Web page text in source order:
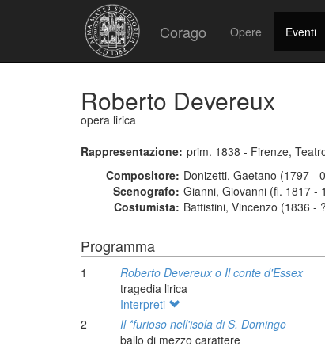
Corago Opere Eventi
Roberto Devereux
opera lirica
Rappresentazione: prim. 1838 - Firenze,
Compositore: Donizetti, Gaetano (1797 -
Scenografo: Gianni, Giovanni (fl. 1817 -
Costumista: Battistini, Vincenzo (1836 -
Programma
1
Roberto Devereux o Il conte d'Essex
tragedia lirica
Interpreti
2
Il *furioso nell'isola di S. Domingo
ballo di mezzo carattere